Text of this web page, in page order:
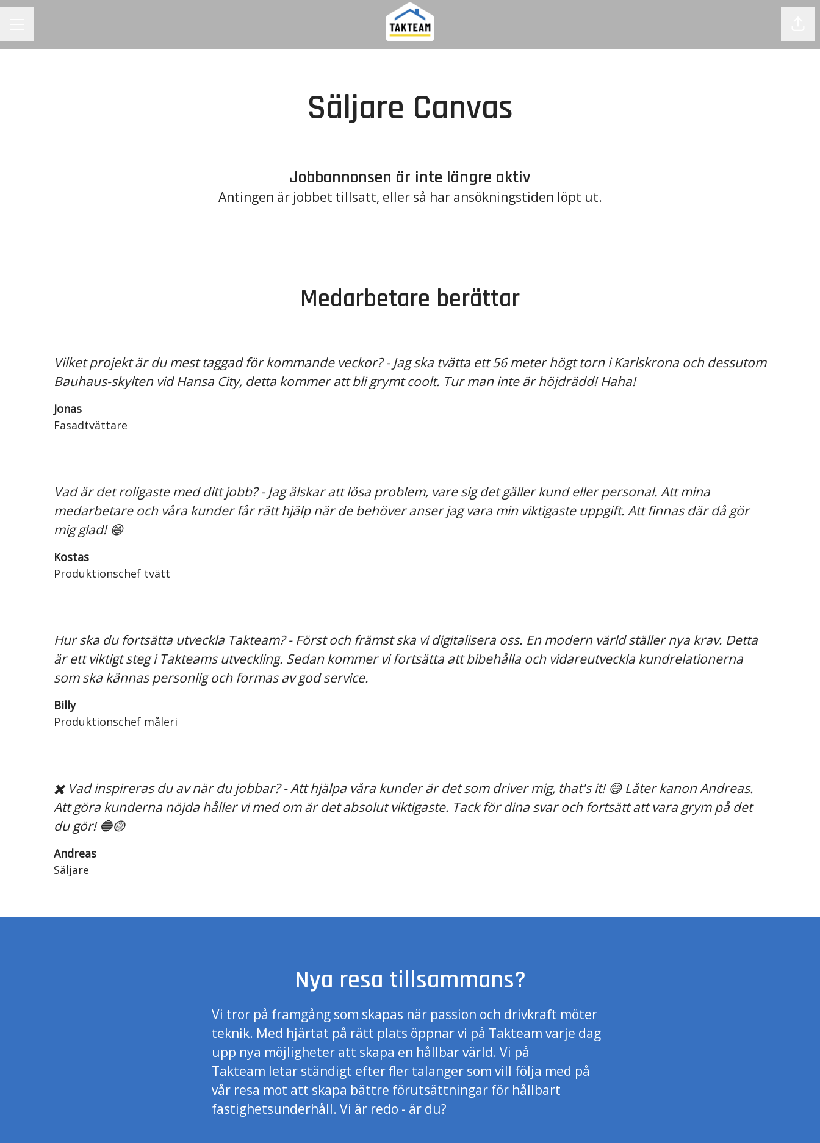
Säljare Canvas
Jobbannonsen är inte längre aktiv
Antingen är jobbet tillsatt, eller så har ansökningstiden löpt ut.
Medarbetare berättar
Vilket projekt är du mest taggad för kommande veckor? - Jag ska tvätta ett 56 meter högt torn i Karlskrona och dessutom
Bauhaus-skylten vid Hansa City, detta kommer att bli grymt coolt. Tur man inte är höjdrädd! Haha!
Jonas
Fasadtvättare
Vad är det roligaste med ditt jobb? - Jag älskar att lösa problem, vare sig det gäller kund eller personal. Att mina
medarbetare och våra kunder får rätt hjälp när de behöver anser jag vara min viktigaste uppgift. Att finnas där då gör
mig glad! 😄
Kostas
Produktionschef tvätt
Hur ska du fortsätta utveckla Takteam? - Först och främst ska vi digitalisera oss. En modern värld ställer nya krav. Detta
är ett viktigt steg i Takteams utveckling. Sedan kommer vi fortsätta att bibehålla och vidareutveckla kundrelationerna
som ska kännas personlig och formas av god service.
Billy
Produktionschef måleri
✖️ Vad inspireras du av när du jobbar? - Att hjälpa våra kunder är det som driver mig, that's it! 😄 Låter kanon Andreas.
Att göra kunderna nöjda håller vi med om är det absolut viktigaste. Tack för dina svar och fortsätt att vara grym på det
du gör! 🔵🟡
Andreas
Säljare
Nya resa tillsammans?
Vi tror på framgång som skapas när passion och drivkraft möter
teknik. Med hjärtat på rätt plats öppnar vi på Takteam varje dag
upp nya möjligheter att skapa en hållbar värld. Vi på
Takteam letar ständigt efter fler talanger som vill följa med på
vår resa mot att skapa bättre förutsättningar för hållbart
fastighetsunderhåll. Vi är redo - är du?